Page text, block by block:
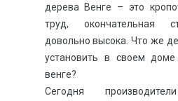
дерева Венге – это
труд, окончательная
довольно высока. Что же
установить в своем
венге?
Сегодня